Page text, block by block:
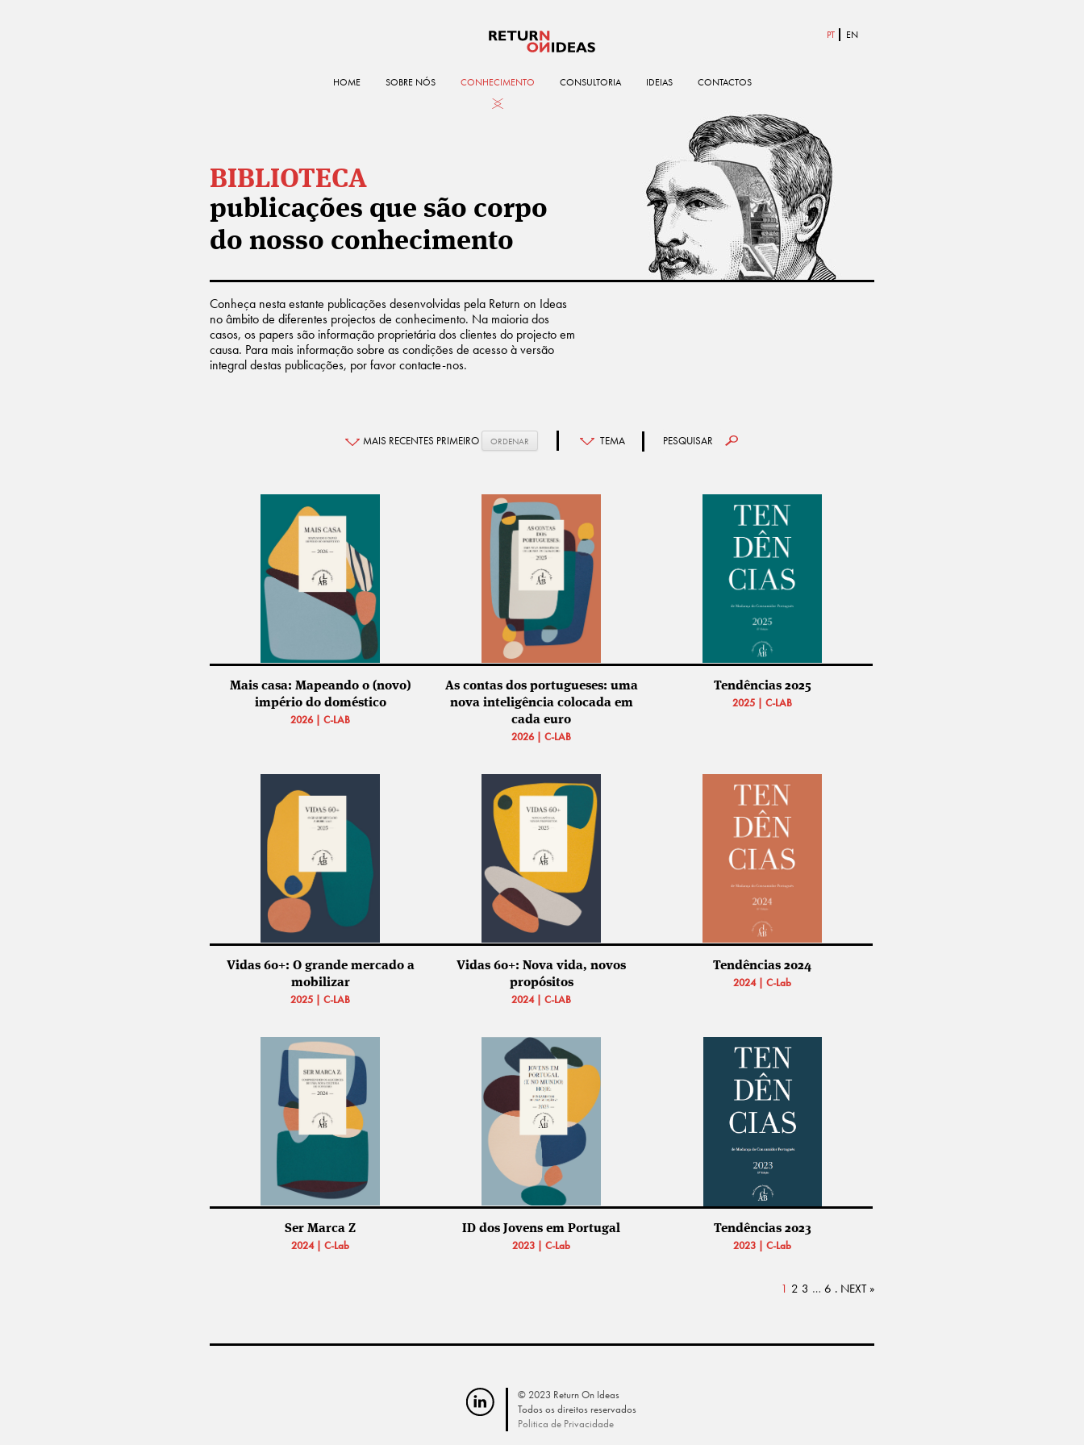
Skip to content
HOME SOBRE NÓS CONHECIMENTO CONSULTORIA IDEIAS CONTACTOS
BIBLIOTECA
publicações que são corpo
do nosso conhecimento
Conheça nesta estante publicações desenvolvidas pela Return on Ideas
no âmbito de diferentes projectos de conhecimento. Na maioria dos
casos, os papers são informação proprietária dos clientes do projecto em
causa. Para mais informação sobre as condições de acesso à versão
integral destas publicações, por favor contacte-nos.
Mais casa: Mapeando o (novo)
império do doméstico
2026 | C-LAB
As contas dos portugueses: uma
nova inteligência colocada em
cada euro
2026 | C-LAB
Tendências 2025
2025 | C-LAB
Vidas 60+: O grande mercado a
mobilizar
2025 | C-LAB
Vidas 60+: Nova vida, novos
propósitos
2024 | C-LAB
Tendências 2024
2024 | C-Lab
Ser Marca Z
2024 | C-Lab
ID dos Jovens em Portugal
2023 | C-Lab
Tendências 2023
2023 | C-Lab
1 2 3 … 6 NEXT »
© 2023 Return On Ideas
Todos os direitos reservados
Politica de Privacidade